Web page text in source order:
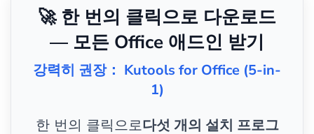
🚀 한 번의 클릭으로 다운로드
— 모든 Office 애드인 받기
강력히 권장： Kutools for Office (5-in-
1)
한 번의 클릭으로다섯 개의 설치 프로그